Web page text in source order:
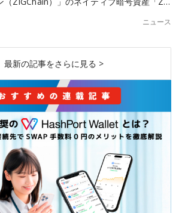
ニュース
最新の記事をさらに見る >